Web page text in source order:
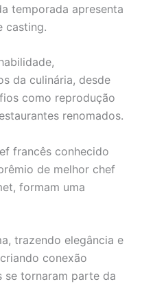
temporada apresenta
casting.
da culinária, desde
como reprodução
renomados.
francês conhecido
de melhor chef
formam uma
trazendo elegância e
conexão
se tornaram parte da